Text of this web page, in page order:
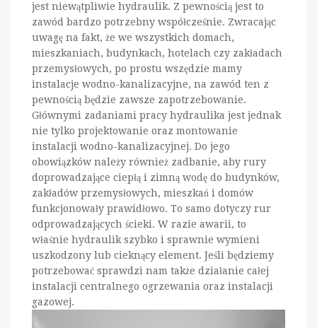
jest niewątpliwie hydraulik. Z pewnością jest to
zawód bardzo potrzebny współcześnie. Zwracając
uwagę na fakt, że we wszystkich domach,
mieszkaniach, budynkach, hotelach czy zakładach
przemysłowych, po prostu wszędzie mamy
instalacje wodno-kanalizacyjne, na zawód ten z
pewnością będzie zawsze zapotrzebowanie.
Głównymi zadaniami pracy hydraulika jest jednak
nie tylko projektowanie oraz montowanie
instalacji wodno-kanalizacyjnej. Do jego
obowiązków należy również zadbanie, aby rury
doprowadzające ciepłą i zimną wodę do budynków,
zakładów przemysłowych, mieszkań i domów
funkcjonowały prawidłowo. To samo dotyczy rur
odprowadzających ścieki. W razie awarii, to
właśnie hydraulik szybko i sprawnie wymieni
uszkodzony lub cieknący element. Jeśli będziemy
potrzebować sprawdzi nam także działanie całej
instalacji centralnego ogrzewania oraz instalacji
gazowej.